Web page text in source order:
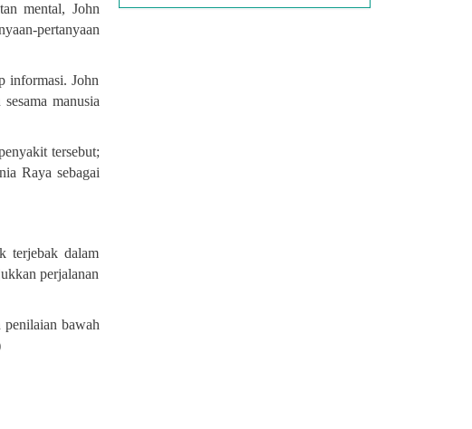
mental, John
pertanyaan
informasi. John
manusia
tersebut;
Raya sebagai
terjebak dalam
perjalanan
penilaian bawah